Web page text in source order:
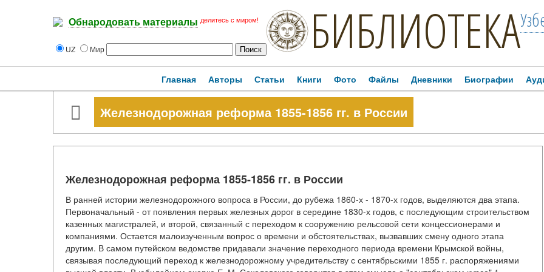
Обнародовать материалы делитесь с миром!
UZ Мир БИБЛИОТЕКА
Главная Авторы Статьи Книги Фото Файлы Дневники Биографии
Железнодорожная реформа 1855-1856 гг. в России
Железнодорожная реформа 1855-1856 гг. в России
В ранней истории железнодорожного вопроса в России, до рубежа 1860-х - 1870-х годов, выделяются два этапа.
Первоначальный - от появления первых железных дорог в середине 1830-х годов, с последующим строительством
казенных магистралей, и второй, связанный с переходом к сооружению рельсовой сети концессионерами и
компаниями. Остается малоизученным вопрос о времени и обстоятельствах, вызвавших смену одного этапа
другим. В самом путейском ведомстве придавали значение переходного периода времени Крымской войны,
связывая последующий переход к железнодорожному учредительству с сентябрьскими 1855 г. распоряжениями